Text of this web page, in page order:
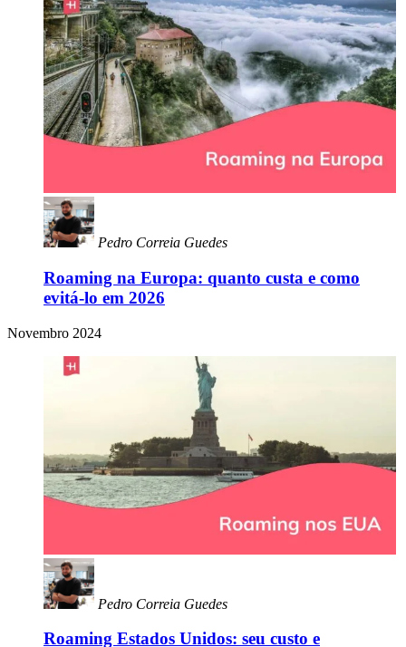
Pedro Correia Guedes
Roaming na Europa: quanto custa e como
evitá-lo em 2026
Novembro 2024
Pedro Correia Guedes
Roaming Estados Unidos: seu custo e